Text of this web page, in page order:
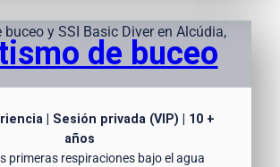
de buceo
| Sesión privada (VIP) | 10 +
años
primeras respiraciones bajo el agua